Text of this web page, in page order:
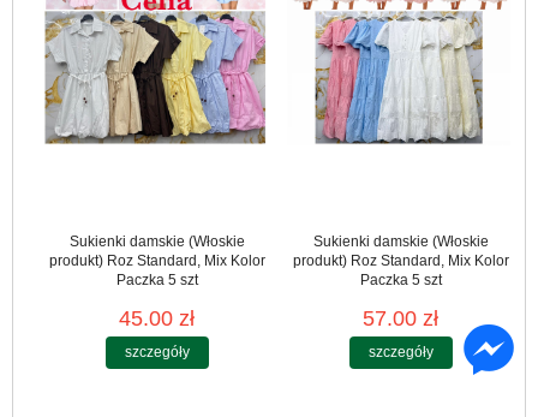
Sukienki damskie (Włoskie
produkt) Roz Standard, Mix Kolor
Paczka 5 szt
45.00 zł
szczegóły
Sukienki damskie (Włoskie
produkt) Roz Standard, Mix Kolor
Paczka 5 szt
57.00 zł
szczegóły